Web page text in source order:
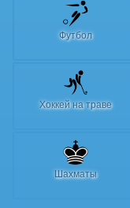
Футбол
Хоккей на траве
Шахматы